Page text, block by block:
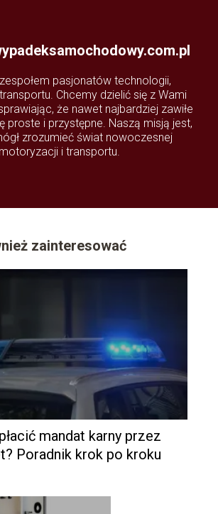
pasjonatów technologii,
Chcemy dzielić się z Wami
że nawet najbardziej zawiłe
proste i przystępne. Naszą misją jest,
zrozumieć świat nowoczesnej
motoryzacji i transportu.
zainteresować
mandat karny przez
Poradnik krok po kroku